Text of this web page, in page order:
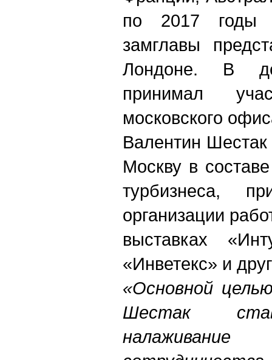
по 2017 годы
замглавы
Лондоне. В
принимал
московского
Валентин Шестак
Москву в
турбизнеса,
организации
выставках
«Инветекс» и
«Основной
Шестак
налаживание